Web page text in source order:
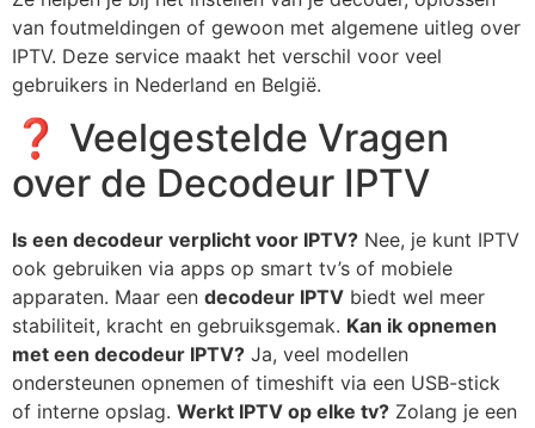
van foutmeldingen of gewoon met algemene uitleg over
IPTV. Deze service maakt het verschil voor veel
gebruikers in Nederland en België.
❓ Veelgestelde Vragen
over de Decodeur IPTV
Is een decodeur verplicht voor IPTV? Nee, je kunt IPTV
ook gebruiken via apps op smart tv’s of mobiele
apparaten. Maar een decodeur IPTV biedt wel meer
stabiliteit, kracht en gebruiksgemak. Kan ik opnemen
met een decodeur IPTV? Ja, veel modellen
ondersteunen opnemen of timeshift via een USB-stick
of interne opslag. Werkt IPTV op elke tv? Zolang je een